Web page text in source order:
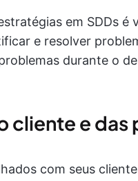
em SDDs é
e resolver
durante o
cliente e das
com seus